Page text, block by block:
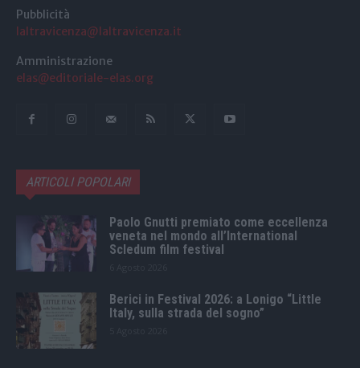
Pubblicità
laltravicenza@laltravicenza.it
Amministrazione
elas@editoriale-elas.org
ARTICOLI POPOLARI
Paolo Gnutti premiato come eccellenza
veneta nel mondo all’International
Scledum film festival
Berici in Festival 2026: a Lonigo “Little
Italy, sulla strada del sogno”